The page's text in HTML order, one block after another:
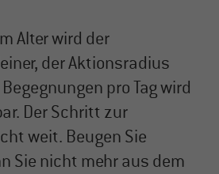
sit amet:
(GMT +1)
Alter wird der
der Aktionsradius
pro Tag wird
Der Schritt zur
weit. Beugen Sie
Sie nicht mehr aus dem